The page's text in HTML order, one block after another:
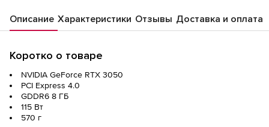
Описание Характеристики Отзывы Доставка и оплата
Коротко о товаре
NVIDIA GeForce RTX 3050
PCI Express 4.0
GDDR6 8 ГБ
115 Вт
570 г